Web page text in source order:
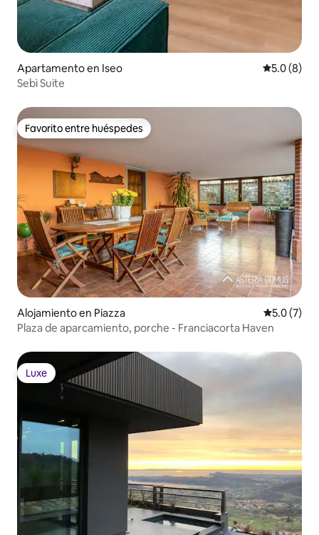
Apartamento en Iseo
5.0 (8)
Sebì Suite
Favorito entre huéspedes
Favorito entre huéspedes
Alojamiento en Piazza
5.0 (7)
Plaza de aparcamiento, porche - Franciacorta Haven
Luxe
Luxe